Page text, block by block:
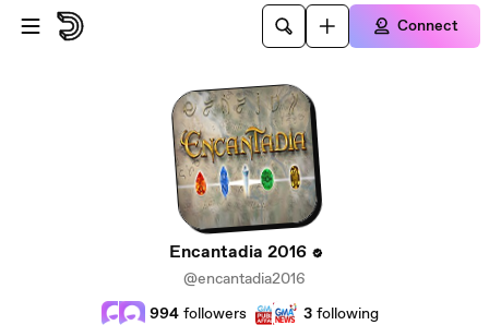
Skip to main content
Connect
Encantadia 2016
@encantadia2016
994 followers 3 following